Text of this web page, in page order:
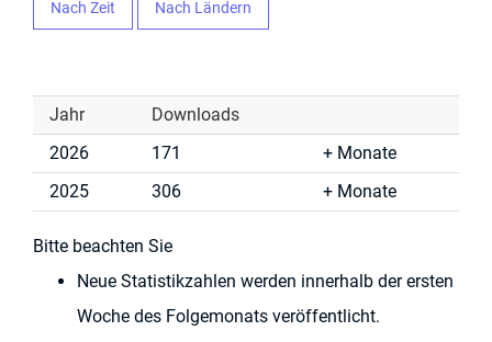
Nach Zeit Nach Ländern
Jahr
Downloads
2026
171
Monate
2025
306 Monate
Bitte beachten Sie
Neue Statistikzahlen werden innerhalb der ersten
Woche des Folgemonats veröffentlicht.